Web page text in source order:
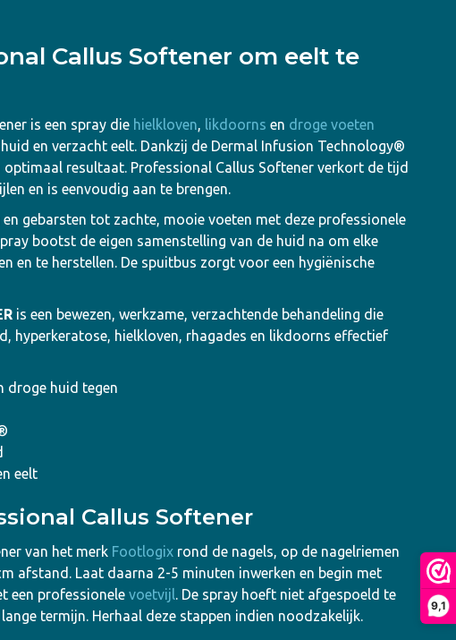
9,1
Callus Softener om eelt te
is een spray die hielkloven, likdoorns en droge voeten
en verzacht eelt. Dankzij de Dermal Infusion Technology®
resultaat. Professional Callus Softener verkort de tijd
en is eenvoudig aan te brengen.
gebarsten tot zachte, mooie voeten met deze professionele
bootst de eigen samenstelling van de huid na om elke
en te herstellen. De spuitbus zorgt voor een hygiënische
is een bewezen, werkzame, verzachtende behandeling die
hyperkeratose, hielkloven, rhagades en likdoorns effectief
droge huid tegen
eelt
Callus Softener
van het merk Footlogixrond de nagels, op de nagelriemen
afstand. Laat daarna 2-5 minuten inwerken en begin met
een professionele voetvijl. De spray hoeft niet afgespoeld te
termijn. Herhaal deze stappen indien noodzakelijk.